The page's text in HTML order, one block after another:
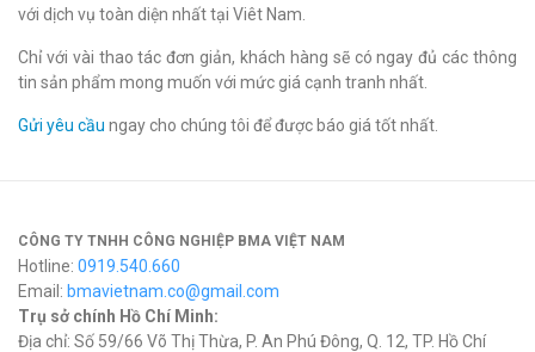
với dịch vụ toàn diện nhất tại Viêt Nam.
Chỉ với vài thao tác đơn giản, khách hàng sẽ có ngay đủ các thông
tin sản phẩm mong muốn với mức giá cạnh tranh nhất.
Gửi yêu cầu ngay cho chúng tôi để được báo giá tốt nhất.
CÔNG TY TNHH CÔNG NGHIỆP BMA VIỆT NAM
Hotline: 0919.540.660
Email: bmavietnam.co@gmail.com
Trụ sở chính Hồ Chí Minh:
Địa chỉ: Số 59/66 Võ Thị Thừa, P. An Phú Đông, Q. 12, TP. Hồ Chí